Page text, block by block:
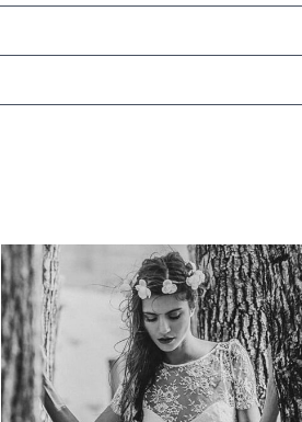
Le
prix
initial
était :
3240 €.
prix
actuel
est :
1800 €.